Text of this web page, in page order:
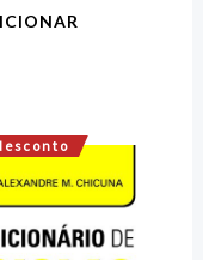
era:
€.
O
preço
atual
é:
4,50 €.